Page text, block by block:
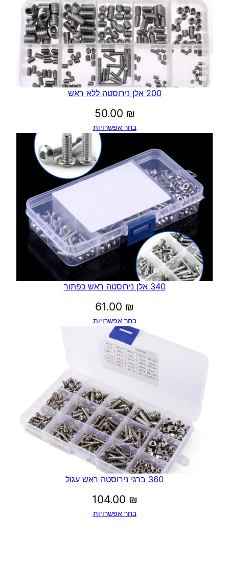
200 אלן נירוסטה ללא ראש
50.00 ₪
בחר אפשרויות
340 אלן נירוסטה ראש כפתור
61.00 ₪
בחר אפשרויות
360 ברגי נירוסטה ראש עגול
104.00 ₪
בחר אפשרויות